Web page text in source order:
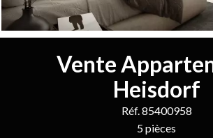
Vente
Heisdorf
Réf. 85400958
5 pièces